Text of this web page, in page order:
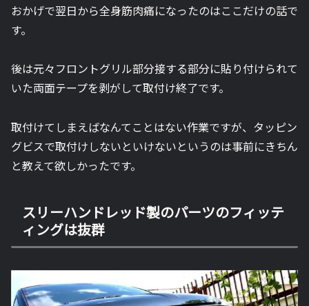
おかげで翌日から全身筋肉痛になったのはここだけの話で
す。
後は元々フロントグリル部分接する部分に貼り付けられて
いた両面テープを剥がして取付け終了です。
取付けてしまえばなんてことはない作業ですが、タッピン
グビスで取付けしないといけないというのは事前にきちん
と教えて欲しかったです。
スリーハンドレッド製のパーツのフィッテ
ィングは抜群